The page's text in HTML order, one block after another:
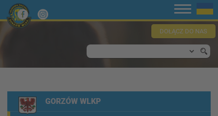
DOŁĄCZ DO NAS
GORZÓW WLKP